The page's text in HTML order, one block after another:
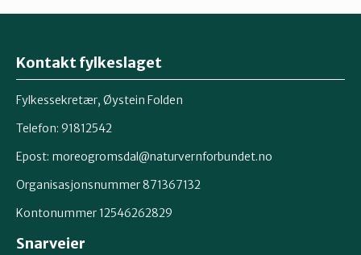
Kontakt fylkeslaget
Fylkessekretær, Øystein Folden
Telefon: 91812542
Epost: moreogromsdal@naturvernforbundet.no
Organisasjonsnummer 871367132
Kontonummer 12546262829
Snarveier